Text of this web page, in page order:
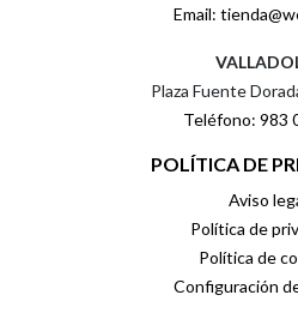
Email:
Plaza Fuente
Teléfono: 983
POLÍTICA DE
Aviso
Política de
Política de
Configuración